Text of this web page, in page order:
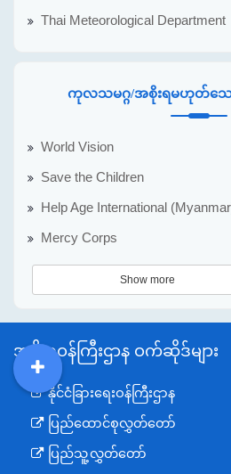
Thai Meteorological Department
ကုလသမဂ္ဂ/အစိုးရမဟုတ်သေ
World Vision
Save the Children
Help Age International
Mercy Corps
Show more
အစိုးရဝန်ကြီးဌာန ဝက်ဆိုဒ်များ
နိုင်ငံခြားရေးဝန်ကြီးဌာန
ပြည်ထောင်စုလွှတ်တော်
ပြည်သူ့လွှတ်တော်
DDM